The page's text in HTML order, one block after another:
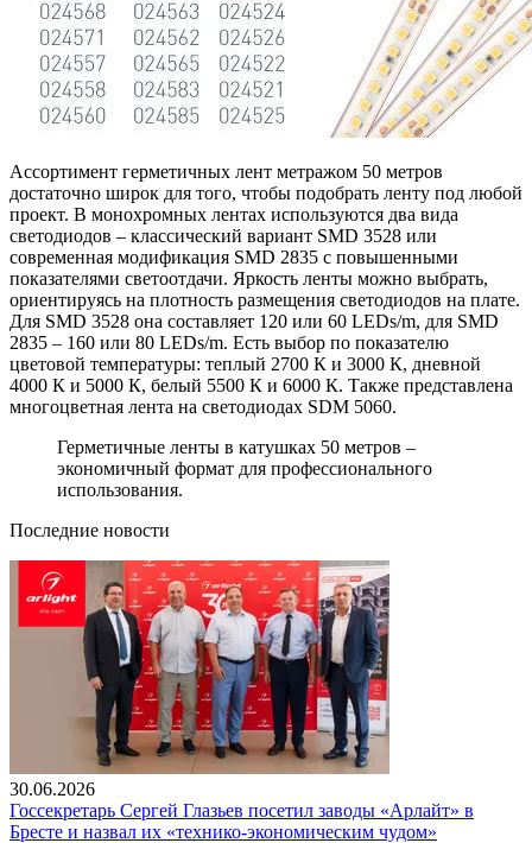
Ассортимент герметичных лент метражом 50 метров
достаточно широк для того, чтобы подобрать ленту под любой
проект. В монохромных лентах используются два вида
светодиодов – классический вариант SMD 3528 или
современная модификация SMD 2835 с повышенными
показателями светоотдачи. Яркость ленты можно выбрать,
ориентируясь на плотность размещения светодиодов на плате.
Для SMD 3528 она составляет 120 или 60 LEDs/m, для SMD
2835 – 160 или 80 LEDs/m. Есть выбор по показателю
цветовой температуры: теплый 2700 К и 3000 К, дневной
4000 К и 5000 К, белый 5500 К и 6000 К. Также представлена
многоцветная лента на светодиодах SDM 5060.
Герметичные ленты в катушках 50 метров –
экономичный формат для профессионального
использования.
Последние новости
30.06.2026
Госсекретарь Сергей Глазьев посетил заводы «Арлайт» в
Бресте и назвал их «технико-экономическим чудом»